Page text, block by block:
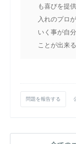
も喜びを提
入れのプロ
いく事が自
ことが出来
問題を報告する